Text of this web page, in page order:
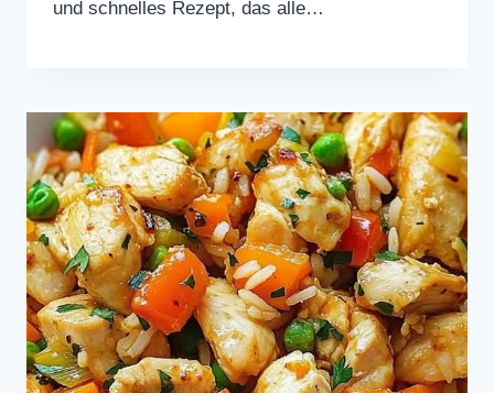
und schnelles Rezept, das alle…